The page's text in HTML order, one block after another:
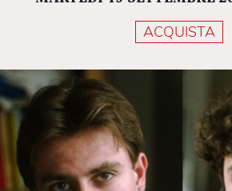
ACQUISTA